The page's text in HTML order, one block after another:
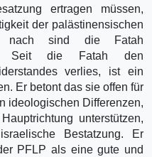
ertragen müssen,
der palästinensischen
nach sind die Fatah
Seit die Fatah den
verlies, ist ein
Er betont das sie offen für
ideologischen Differenzen,
unterstützen,
Bestatzung. Er
PFLP als eine gute und